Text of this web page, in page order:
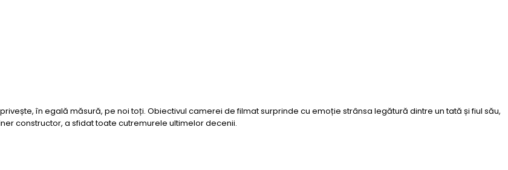
în egală măsură, pe noi toți. Obiectivul camerei de filmat surprinde cu emoție strânsa legătură dintre un tată și fiul său,
constructor, a sfidat toate cutremurele ultimelor decenii.